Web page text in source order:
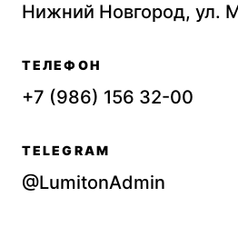
Нижний Новгород, ул.
ТЕЛЕФОН
+7 (986) 156 32-00
TELEGRAM
@LumitonAdmin